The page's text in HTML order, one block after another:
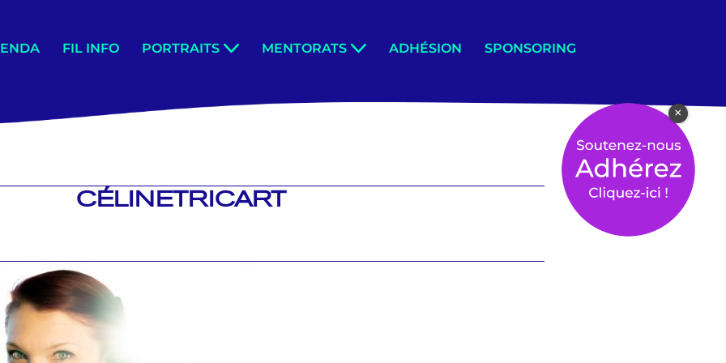
FIL INFO PORTRAITS MENTORATS ADHÉSION SPONSORING
CÉLINETRICART
×